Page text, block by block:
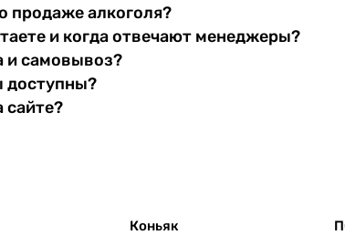
продаже алкоголя?
и когда отвечают менеджеры?
и самовывоз?
доступны?
сайте?
Коньяк